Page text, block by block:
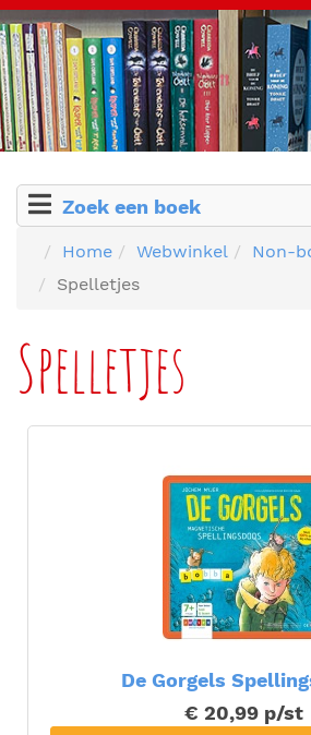
Zoek een boek
Home Webwinkel
Non-
Spelletjes
Spelletjes
De Gorgels
€ 20,99 p/st